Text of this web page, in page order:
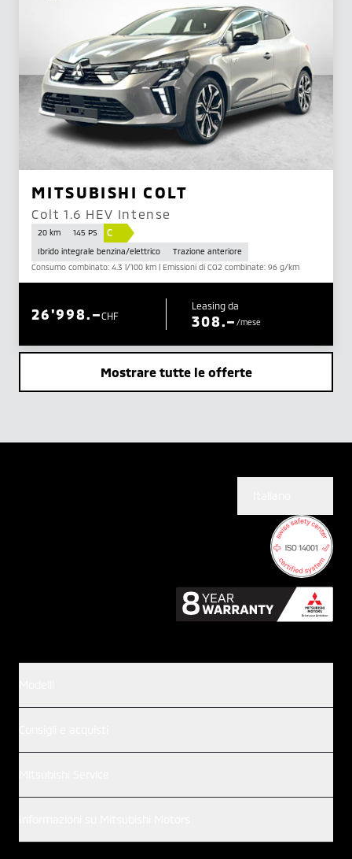
MITSUBISHI COLT
Colt 1.6 HEV Intense
20 km 145 PS C
Ibrido integrale benzina/elettrico
Trazione anteriore
Consumo combinato: 4.3 l/100 km | Emissioni di CO2 combinate: 96 g/km
CHF
26'998.– Leasing da
308.–/mese
Mostrare tutte le offerte